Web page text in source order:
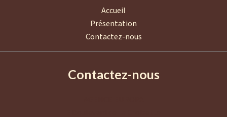
Accueil
Présentation
Contactez-nous
Contactez-nous